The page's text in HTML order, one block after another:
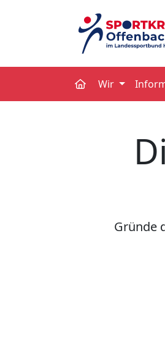
Wir
Gründe